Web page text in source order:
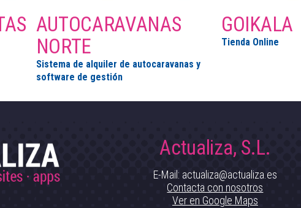
AUTOCARAVANAS
NORTE
Sistema de alquiler de autocaravanas y
software de gestión
GOIKALA
Tienda Online
Actualiza, S.L.
E-Mail: actualiza@actualiza.es
Contacta con nosotros
Ver en Google Maps